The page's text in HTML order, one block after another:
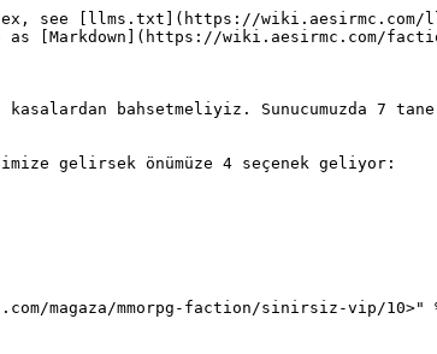
see [llms.txt](https://wiki.aesirmc.com/
[Markdown](https://wiki.aesirmc.com/
kasalardan bahsetmeliyiz. Sunucumuzda 7
gelirsek önümüze 4 seçenek geliyor:
magaza/mmorpg-faction/sinirsiz-vip/10>"